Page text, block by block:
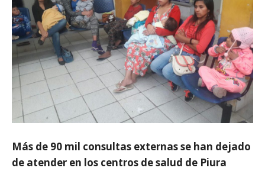
Más de 90 mil consultas externas se han dejado
de atender en los centros de salud de Piura